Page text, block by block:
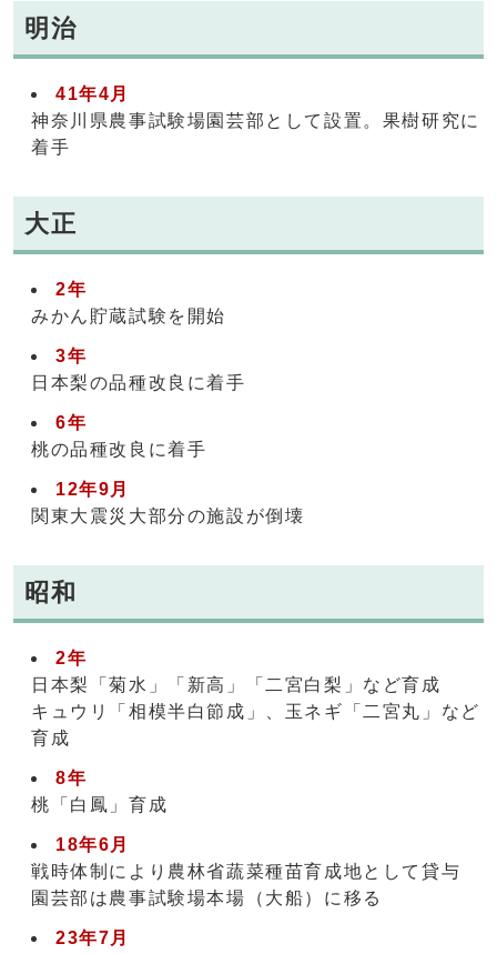
明治
41年4月
神奈川県農事試験場園芸部として設置。果樹研究に
着手
大正
2年
みかん貯蔵試験を開始
3年
日本梨の品種改良に着手
6年
桃の品種改良に着手
12年9月
関東大震災大部分の施設が倒壊
昭和
2年
日本梨「菊水」「新高」「二宮白梨」など育成
キュウリ「相模半白節成」、玉ネギ「二宮丸」など
育成
8年
桃「白鳳」育成
18年6月
戦時体制により農林省蔬菜種苗育成地として貸与
園芸部は農事試験場本場（大船）に移る
23年7月